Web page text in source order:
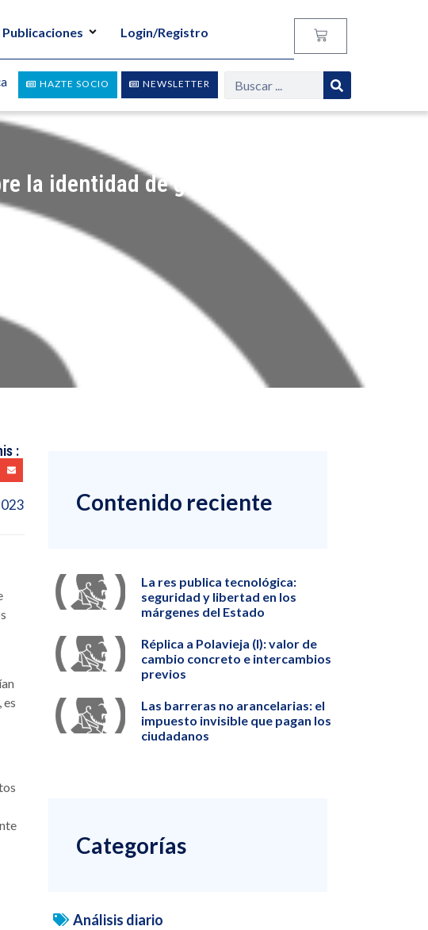
Publicaciones Login/Registro
NEWSLETTER
HAZTE SOCIO
la identidad de género en las
:
Contenido reciente
La res publica tecnológica:
seguridad y libertad en los
márgenes del Estado
Réplica a Polavieja (I): valor de
cambio concreto e intercambios
previos
Las barreras no arancelarias: el
impuesto invisible que pagan los
ciudadanos
Categorías
Análisis diario